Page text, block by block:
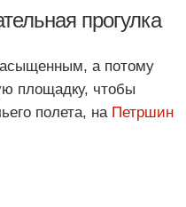
прогулка
а потому
площадку, чтобы
полета, на Петршин